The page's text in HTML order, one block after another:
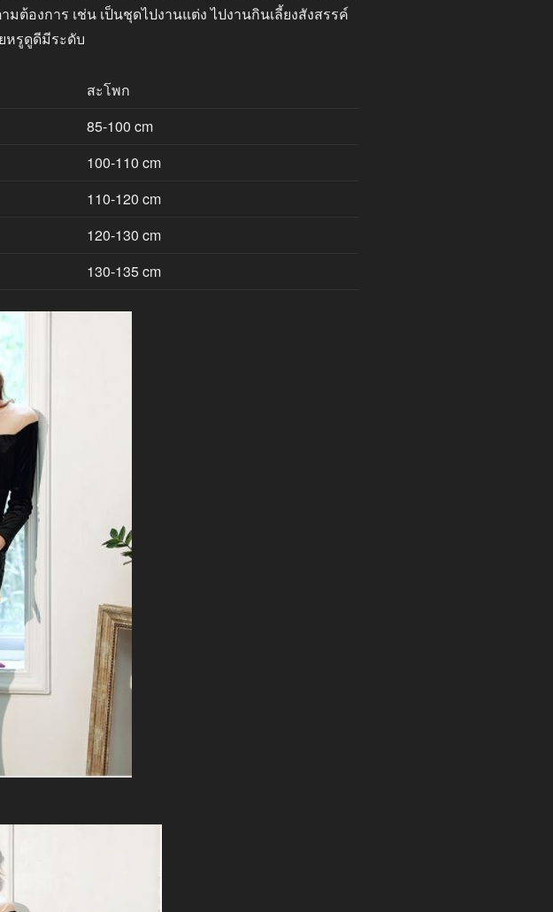
มต้องการ เช่น เป็นชุดไปงานแต่ง ไปงานกินเลี้ยงสังสรรค์
หรูดูดีมีระดับ
สะโพก
85-100 cm
100-110 cm
110-120 cm
120-130 cm
130-135 cm